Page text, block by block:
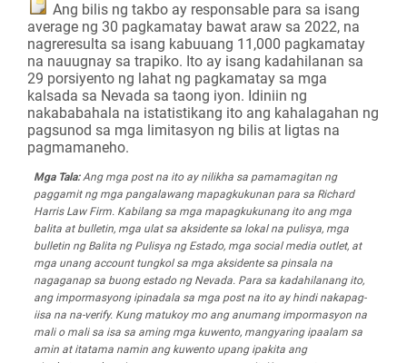
Ang bilis ng takbo ay responsable para sa isang
average ng 30 pagkamatay bawat araw sa 2022, na
nagreresulta sa isang kabuuang 11,000 pagkamatay
na nauugnay sa trapiko. Ito ay isang kadahilanan sa
29 porsiyento ng lahat ng pagkamatay sa mga
kalsada sa Nevada sa taong iyon. Idiniin ng
nakababahala na istatistikang ito ang kahalagahan ng
pagsunod sa mga limitasyon ng bilis at ligtas na
pagmamaneho.
Mga Tala:Ang mga post na ito ay nilikha sa pamamagitan ng
paggamit ng mga pangalawang mapagkukunan para sa Richard
Harris Law Firm. Kabilang sa mga mapagkukunang ito ang mga
balita at bulletin, mga ulat sa aksidente sa lokal na pulisya, mga
bulletin ng Balita ng Pulisya ng Estado, mga social media outlet, at
mga unang account tungkol sa mga aksidente sa pinsala na
nagaganap sa buong estado ng Nevada. Para sa kadahilanang ito,
ang impormasyong ipinadala sa mga post na ito ay hindi nakapag-
iisa na na-verify. Kung matukoy mo ang anumang impormasyon na
mali o mali sa isa sa aming mga kuwento, mangyaring ipaalam sa
amin at itatama namin ang kuwento upang ipakita ang